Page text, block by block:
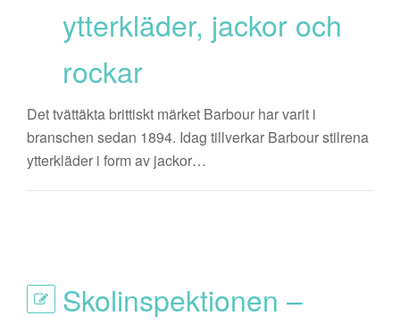
ytterkläder, jackor och
rockar
Det tvättäkta brittiskt märket Barbour har varit i
branschen sedan 1894. Idag tillverkar Barbour stilrena
ytterkläder i form av jackor…
Skolinspektionen –